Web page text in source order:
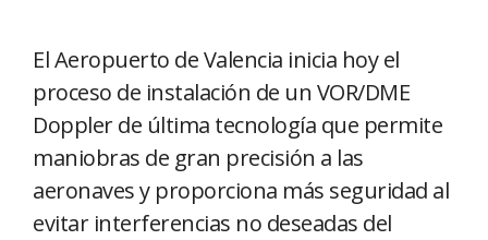
El Aeropuerto de Valencia inicia hoy el
proceso de instalación de un VOR/DME
Doppler de última tecnología que permite
maniobras de gran precisión a las
aeronaves y proporciona más seguridad al
evitar interferencias no deseadas del